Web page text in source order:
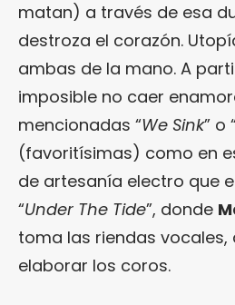
matan) a través de esa
destroza el corazón.
ambas de la mano. A
imposible no caer
mencionadas “We Sink” o “
(favoritísimas) como en
de artesanía electro que
“Under The Tide”, donde
toma las riendas vocales,
elaborar los coros.